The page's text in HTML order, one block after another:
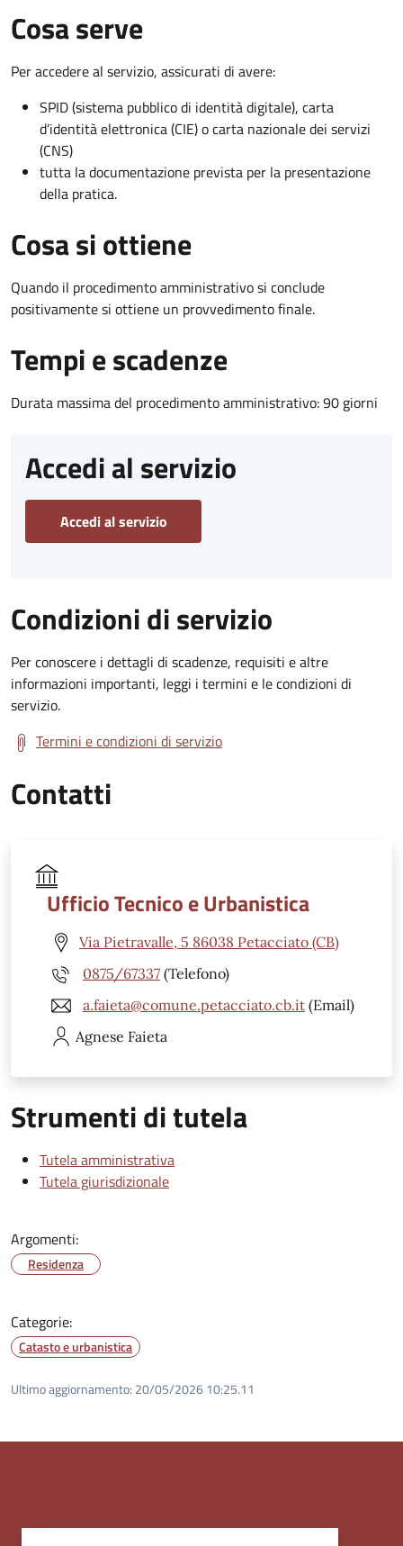
Cosa serve
Per accedere al servizio, assicurati di avere:
SPID (sistema pubblico di identità digitale), carta
d’identità elettronica (CIE) o carta nazionale dei servizi
(CNS)
tutta la documentazione prevista per la presentazione
della pratica.
Cosa si ottiene
Quando il procedimento amministrativo si conclude
positivamente si ottiene un provvedimento finale.
Tempi e scadenze
Durata massima del procedimento amministrativo: 90 giorni
Accedi al servizio
Accedi al servizio
Condizioni di servizio
Per conoscere i dettagli di scadenze, requisiti e altre
informazioni importanti, leggi i termini e le condizioni di
servizio.
Termini e condizioni di servizio
Contatti
Ufficio Tecnico e Urbanistica
Via Pietravalle, 5 86038 Petacciato (CB)
0875/67337 (Telefono)
a.faieta@comune.petacciato.cb.it (Email)
Agnese Faieta
Strumenti di tutela
Tutela amministrativa
Tutela giurisdizionale
Argomenti:
Residenza
Categorie:
Catasto e urbanistica
Ultimo aggiornamento: 20/05/2026 10:25.11